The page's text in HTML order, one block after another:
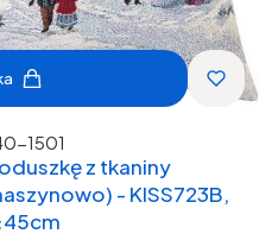
1501
z tkaniny
- KISS723B,